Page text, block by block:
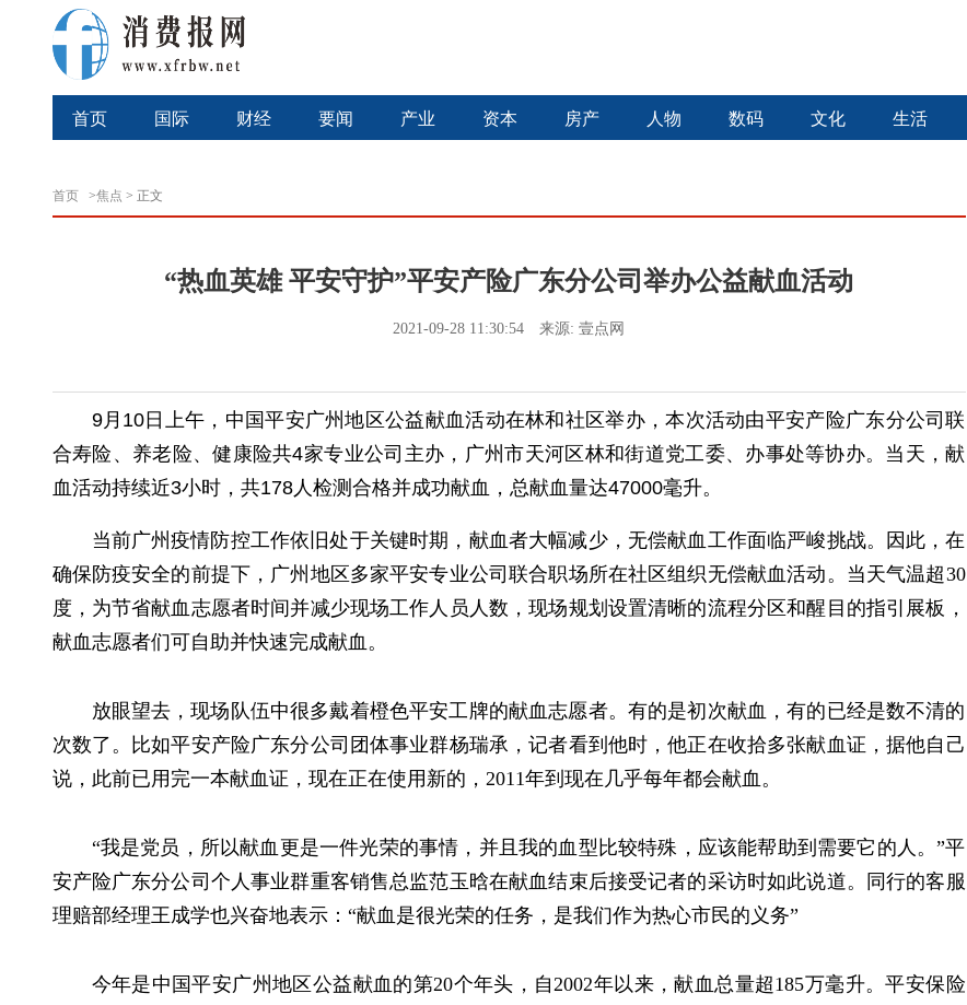
首页 国际 财经 要闻 产业 资本 房产 人物 数码 文化 生活
首页>焦点 > 正文
“热血英雄 平安守护”平安产险广东分公司举办公益献血活动
2021-09-28 11:30:54 来源: 壹点网
9月10日上午，中国平安广州地区公益献血活动在林和社区举办，本次活动由平安产险广东分公司联
合寿险、养老险、健康险共4家专业公司主办，广州市天河区林和街道党工委、办事处等协办。当天，献
血活动持续近3小时，共178人检测合格并成功献血，总献血量达47000毫升。
当前广州疫情防控工作依旧处于关键时期，献血者大幅减少，无偿献血工作面临严峻挑战。因此，在
确保防疫安全的前提下，广州地区多家平安专业公司联合职场所在社区组织无偿献血活动。当天气温超30
度，为节省献血志愿者时间并减少现场工作人员人数，现场规划设置清晰的流程分区和醒目的指引展板，
献血志愿者们可自助并快速完成献血。
放眼望去，现场队伍中很多戴着橙色平安工牌的献血志愿者。有的是初次献血，有的已经是数不清的
次数了。比如平安产险广东分公司团体事业群杨瑞承，记者看到他时，他正在收拾多张献血证，据他自己
说，此前已用完一本献血证，现在正在使用新的，2011年到现在几乎每年都会献血。
“我是党员，所以献血更是一件光荣的事情，并且我的血型比较特殊，应该能帮助到需要它的人。”平
安产险广东分公司个人事业群重客销售总监范玉晗在献血结束后接受记者的采访时如此说道。同行的客服
理赔部经理王成学也兴奋地表示：“献血是很光荣的任务，是我们作为热心市民的义务”
今年是中国平安广州地区公益献血的第20个年头，自2002年以来，献血总量超185万毫升。平安保险